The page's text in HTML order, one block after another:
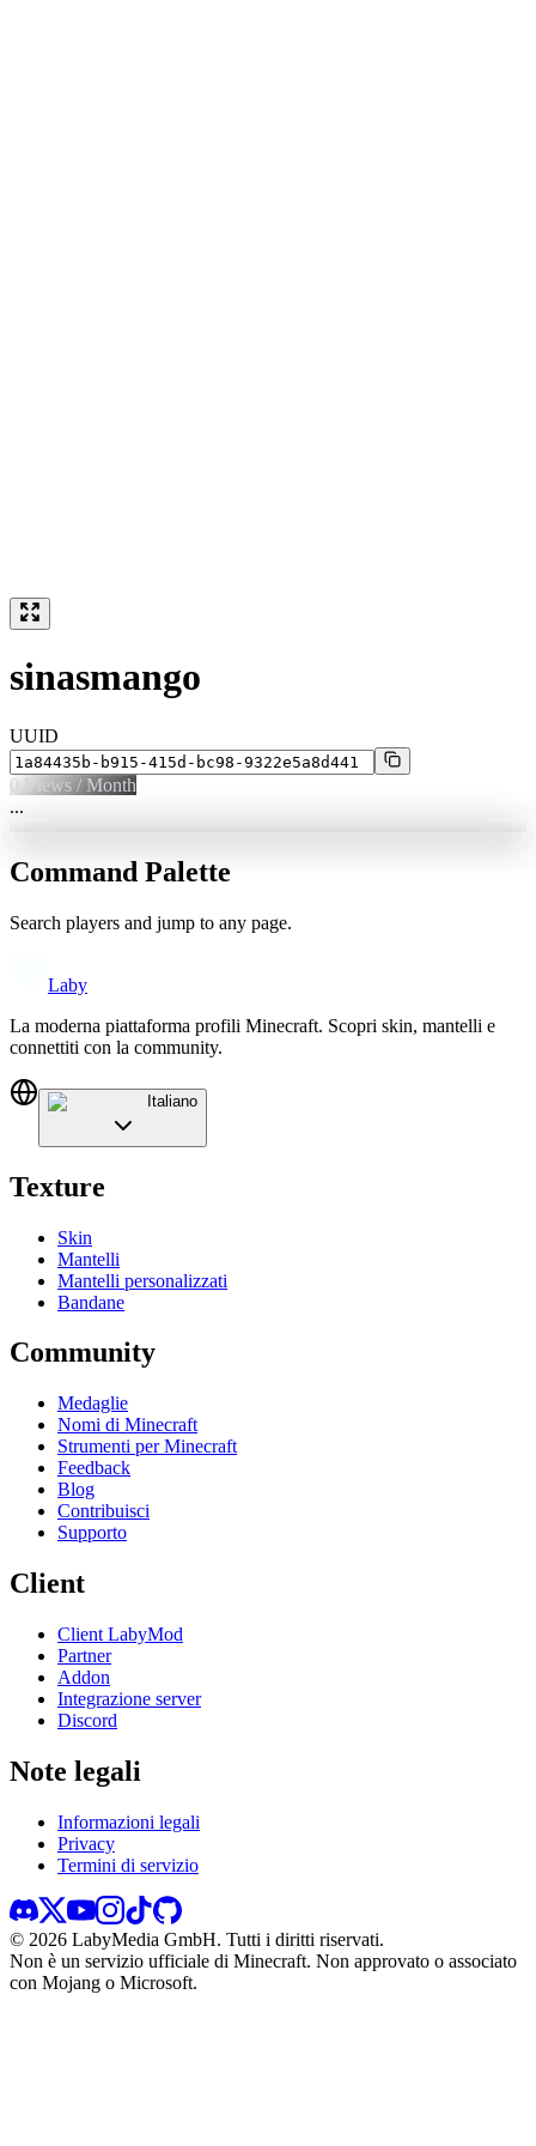
sinasmango
UUID
0 Views / Month
...
Command Palette
Search players and jump to any page.
Laby
La moderna piattaforma profili Minecraft. Scopri skin, mantelli e
connettiti con la community.
Italiano
Texture
Skin
Mantelli
Mantelli personalizzati
Bandane
Community
Medaglie
Nomi di Minecraft
Strumenti per Minecraft
Feedback
Blog
Contribuisci
Supporto
Client
Client LabyMod
Partner
Addon
Integrazione server
Discord
Note legali
Informazioni legali
Privacy
Termini di servizio
© 2026 LabyMedia GmbH. Tutti i diritti riservati.
Non è un servizio ufficiale di Minecraft. Non approvato o associato
con Mojang o Microsoft.